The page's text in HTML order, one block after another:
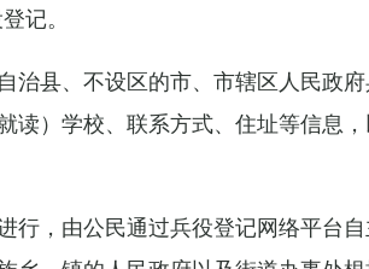
记。
县、不设区的市、市辖区人民政府
）学校、联系方式、住址等信息，
行，由公民通过兵役登记网络平台